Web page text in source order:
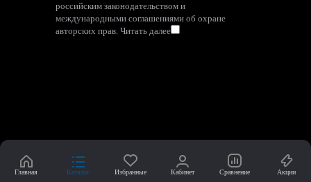
российским законодательством и
международными соглашениями об охране
авторских прав. Читать далее
Главная Каталог Избранные Кабинет Сравнение Акции